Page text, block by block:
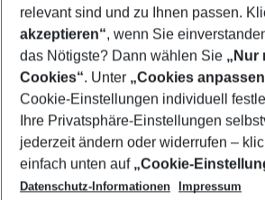
Show more filter
Footer
Footer navigation
Title A
relevant sind und zu Ihnen passen.
akzeptieren“, wenn Sie
das Nötigste? Dann wählen Sie „Nur
Cookies“. Unter „Cookies
Cookie-Einstellungen individuell
Ihre Privatsphäre-Einstellungen
jederzeit ändern oder widerrufen –
einfach unten auf „Cookie-
Datenschutz-Informationen
Impressum